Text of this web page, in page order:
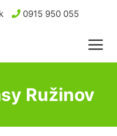
0915 950 055
Ružinov